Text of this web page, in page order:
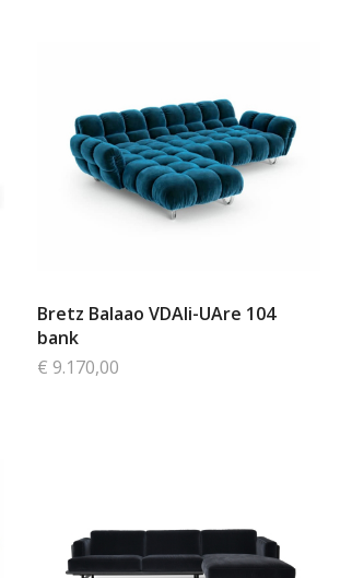
Bretz Balaao VDAli-UAre 104
bank
€ 9.170,00